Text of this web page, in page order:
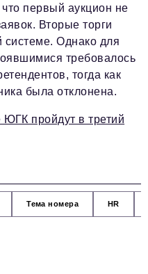
первый аукцион не
Вторые торги
системе. Однако для
требовалось
тогда как
была отклонена.
пройдут в третий
Тема номера HR